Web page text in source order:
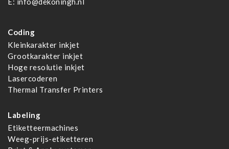
Coding
Kleinkarakter inkjet
Grootkarakter inkjet
Hoge resolutie inkjet
Lasercoderen
Thermal Transfer Printers
Labeling
Etiketteermachines
Weeg-prijs-etiketteren